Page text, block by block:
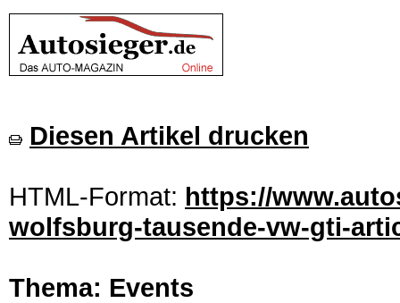
Diesen Artikel drucken
HTML-Format: https://
wolfsburg-tausende-vw-gti-
Thema: Events